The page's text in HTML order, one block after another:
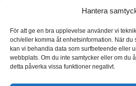
Hantera
För att ge en bra upplevelse använder vi
och/eller komma åt enhetsinformation. När du
kan vi behandla data som surfbeteende eller
webbplats. Om du inte samtycker eller om du
detta påverka vissa funktioner negativt.
